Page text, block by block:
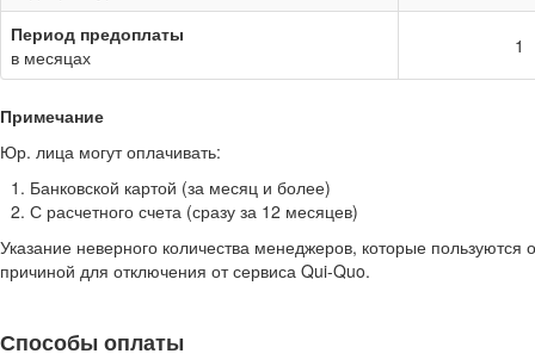
Период предоплаты
в месяцах
1
Примечание
Юр. лица могут оплачивать:
Банковской картой (за месяц и более)
С расчетного счета (сразу за 12 месяцев)
Указание неверного количества менеджеров, которые
причиной для отключения от сервиса Qui-Quo.
Способы оплаты